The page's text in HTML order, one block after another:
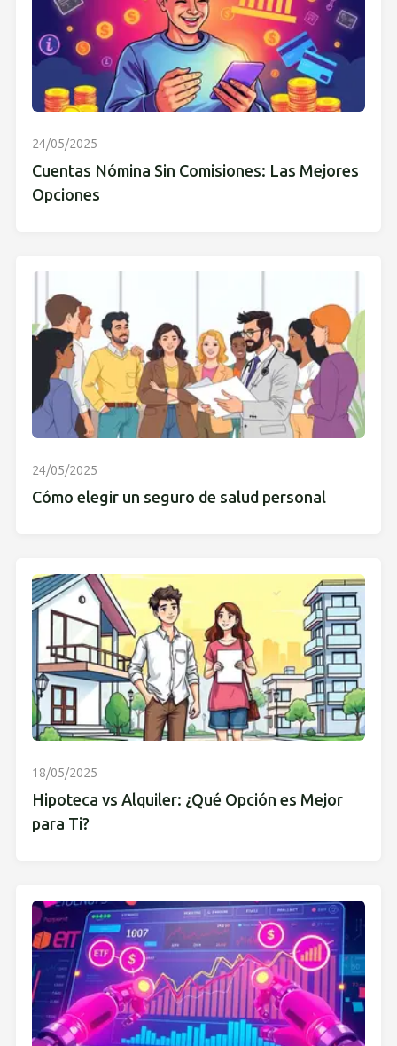
24/05/2025
Cuentas Nómina Sin Comisiones: Las Mejores
Opciones
24/05/2025
Cómo elegir un seguro de salud personal
18/05/2025
Hipoteca vs Alquiler: ¿Qué Opción es Mejor
para Ti?